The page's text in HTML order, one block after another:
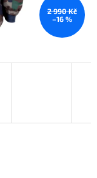
2 990 Kč
–16 %